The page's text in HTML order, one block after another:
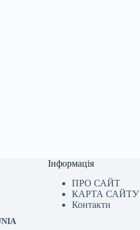
Інформація
ПРО САЙТ
КАРТА САЙТУ
Контакти